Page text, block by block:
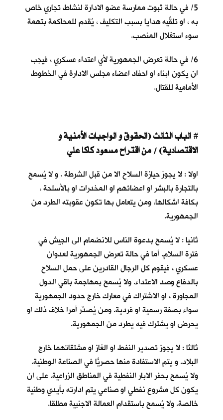
5/ في حالة ثبوت ممارسة عضو الادارة لنشاط تجاري خاص
به ، او تلقِّيه هدايا بسبب التكليف ، يُقدم للمحاكمة بتهمة
سوء استغلال المنصب.
6/ في حالة تعرض الجمهورية لأي اعتداء عسكري ، فيجب
ان يكون ابناء او احفاد اعضاء مجلس الادارة في الخطوط
الأمامية للقتال.
# الباب الثالث (الحقوق و الواجبات الأمنية و
الاقتصادية) / من اقتراح مسعود كاكا علي
اولا : لا يجوز حيازة السلاح الا من قبل الشرطة . و لا يُسمح
بالتجارة بالبشر او اعضائهم او المخدرات او بالأسلحة ،
بكافة اشكالها، ومن يتعامل بها تكون عقوبته الطرد من
الجمهورية.
ثانيا : لا يُسمح بدعوة الناس للانضمام الى الجيش في
فترة السلام. أما في حالة تعرض الجمهورية لعدوان
عسكري ، فيقوم كل الرجال القادرين على حمل السلاح
بالدفاع وصد الاعتداء. ولا يُسمح بمهاجمة باقي الدول
المجاورة ، او الاشتراك في معارك خارج حدود الجمهورية
سواء بصفة رسمية او فردية. ومن يُصدِّر أمرا خلاف ذلك او
يحرض او يشترك فيه يطرد من الجمهورية.
ثالثا : لا يجوز تصدير النفط او الغاز او مشتقاتهما خارج
البلاد. و يتم الاستفادة منها حصريّاً في الصناعة الوطنية.
ولا يُسمح بحفر الابار النفطية في المناطق الزراعية. على ان
يكون كل مشروع نفطي او صناعي يتم ادارته بأيدي وطنية
خالصة. ولا يُسمح باستقدام العمالة الاجنبية مطلقا.